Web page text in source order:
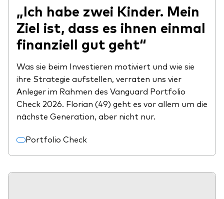
„Ich habe zwei Kinder. Mein
Ziel ist, dass es ihnen einmal
finanziell gut geht“
Was sie beim Investieren motiviert und wie sie
ihre Strategie aufstellen, verraten uns vier
Anleger im Rahmen des Vanguard Portfolio
Check 2026. Florian (49) geht es vor allem um die
nächste Generation, aber nicht nur.
Portfolio Check